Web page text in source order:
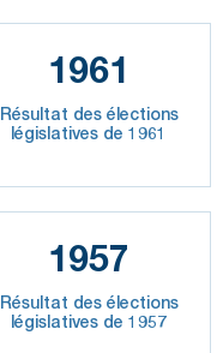
1961
Résultat des élections
législatives de 1961
1957
Résultat des élections
législatives de 1957